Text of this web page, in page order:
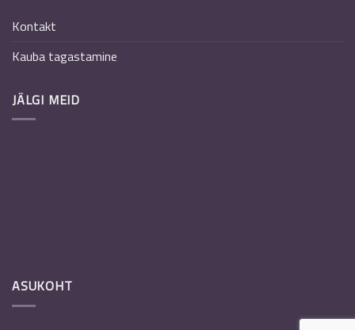
Kontakt
Kauba tagastamine
JÄLGI MEID
ASUKOHT